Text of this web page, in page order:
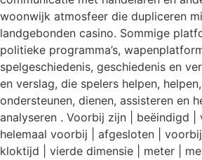
woonwijk atmosfeer die dupliceren
landgebonden casino. Sommige
politieke programma’s,
spelgeschiedenis, geschiedenis en
en verslag, die spelers helpen,
ondersteunen, dienen, assisteren en
analyseren . Voorbij zijn | beëindigd |
helemaal voorbij | afgesloten |
kloktijd | vierde dimensie | meter |